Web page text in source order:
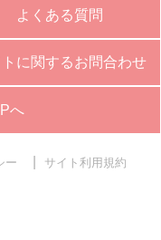
よくある質問
に関するお問合わせ
へ
ー サイト利用規約